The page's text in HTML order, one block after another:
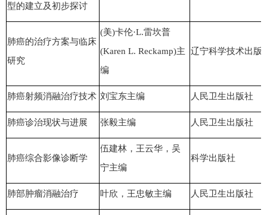
型的建立及初步探讨
肺癌的治疗方案与临床
研究
(美)卡伦·L.雷坎普
(Karen L. Reckamp)主
编
辽宁科学技术出版
肺癌射频消融治疗技术 刘宝东主编 人民卫生出版社
肺癌诊治现状与进展 张毅主编 人民卫生出版社
肺癌综合影像诊断学
伍建林，王云华，吴
宁主编
科学出版社
肺部肿瘤消融治疗 叶欣，王忠敏主编 人民卫生出版社